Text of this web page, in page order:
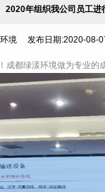
2020年组织我公司员工进
环境 发布日期:2020-08-
成都绿漾环境做为专业的